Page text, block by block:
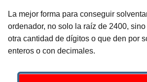
La mejor forma para conseguir
ordenador, no solo la raíz de 2400,
otra cantidad de dígitos o que den por
enteros o con decimales.